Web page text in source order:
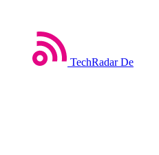
TechRadar De